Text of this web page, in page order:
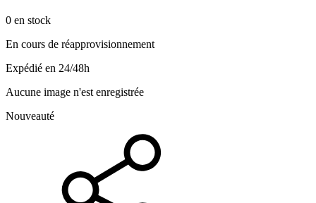
0 en stock
En cours de réapprovisionnement
Expédié en 24/48h
Aucune image n'est enregistrée
Nouveauté